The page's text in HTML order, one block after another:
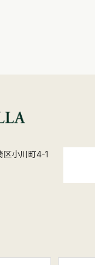
区小川町4-1